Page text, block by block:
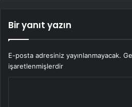
Bir yanıt yazın
E-posta adresiniz yayınlanmayacak.
işaretlenmişlerdir